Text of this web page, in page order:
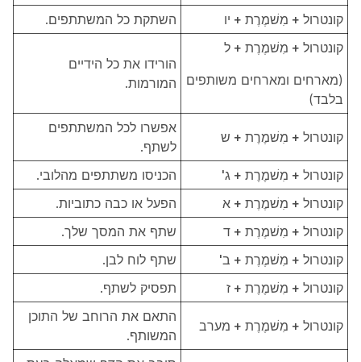
קונטרול + מִשׁמֶרֶת + יו
השתקת כל המשתתפים.
קונטרול + מִשׁמֶרֶת + ל
(מארחים ומארחים משותפים
בלבד)
הורידו את כל הידיים
המורמות.
קונטרול + מִשׁמֶרֶת + ש
אפשרו לכל המשתתפים
לשתף.
קונטרול + מִשׁמֶרֶת + ג'
הכניסו משתתפים מהלובי.
קונטרול + מִשׁמֶרֶת + א
הפעל או כבה כתוביות.
קונטרול + מִשׁמֶרֶת + ד
שתף את המסך שלך.
קונטרול + מִשׁמֶרֶת + ב'
שתף לוח לבן.
קונטרול + מִשׁמֶרֶת + ז
תפסיק לשתף.
קונטרול + מִשׁמֶרֶת + מערב
התאם את הרוחב של התוכן
המשותף.